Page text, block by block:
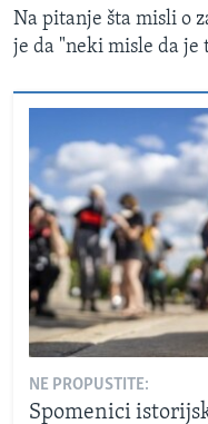
Na pitanje šta misli o
je da "neki misle da je
NE PROPUSTITE:
Spomenici